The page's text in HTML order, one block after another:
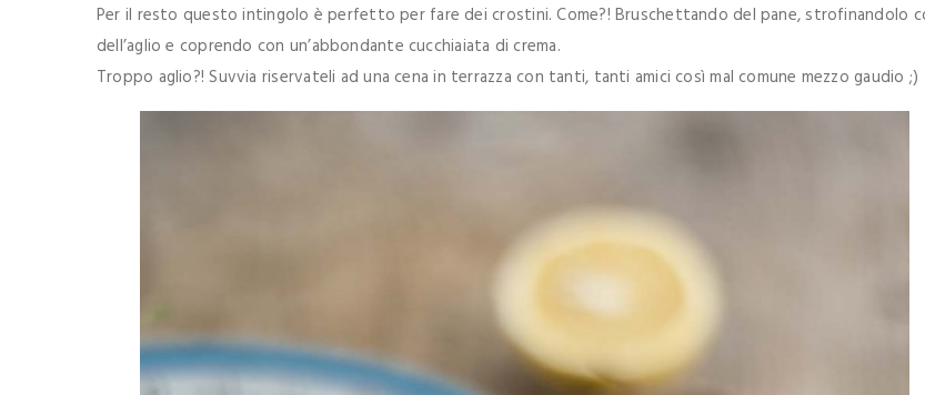
Per il resto questo intingolo è perfetto per fare dei crostini. Come?! Bruschettando del pane, strofinandolo
dell’aglio e coprendo con un’abbondante cucchiaiata di crema.
Troppo aglio?! Suvvia riservateli ad una cena in terrazza con tanti, tanti amici così mal comune mezzo gaudio ;)